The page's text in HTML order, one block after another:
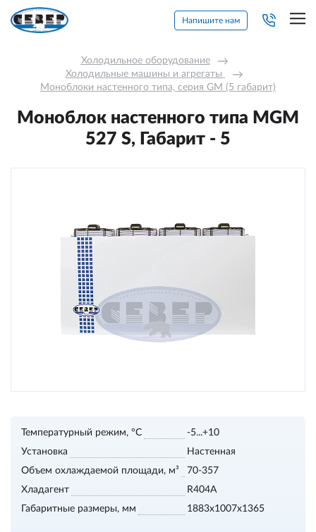
Напишите нам
Холодильное оборудование →
Холодильные машины и агрегаты →
Моноблоки настенного типа, серия GM (5 габарит)
Моноблок настенного типа MGМ
527 S, Габарит - 5
Температурный режим, °С
-5...+10
Установка
Настенная
Объем охлаждаемой площади, м³
70-357
Хладагент
R404A
Габаритные размеры, мм
1883х1007х1365